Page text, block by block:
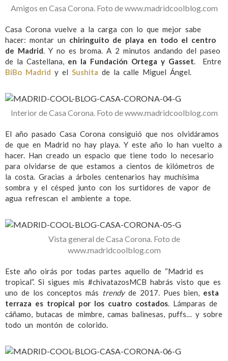
Amigos en Casa Corona. Foto de www.madridcoolblog.com
Casa Corona vuelve a la carga con lo que mejor sabe
hacer: montar un chiringuito de playa en todo el centro
de Madrid . Y no es broma. A 2 minutos andando del paseo
de la Castellana, en la Fundación Ortega y Gasset . Entre
BiBo Madrid y el Sushita de la calle Miguel Ángel.
Interior de Casa Corona. Foto de www.madridcoolblog.com
El año pasado Casa Corona consiguió que nos olvidáramos
de que en Madrid no hay playa. Y este año lo han vuelto a
hacer. Han creado un espacio que tiene todo lo necesario
para olvidarse de que estamos a cientos de kilómetros de
la costa. Gracias a árboles centenarios hay muchísima
sombra y el césped junto con los surtidores de vapor de
agua refrescan el ambiente a tope.
Vista general de Casa Corona. Foto de
www.madridcoolblog.com
Este año oirás por todas partes aquello de “Madrid es
tropical”. Si sigues mis #chivatazosMCB habrás visto que es
uno de los conceptos más trendy de 2017. Pues bien, esta
terraza es tropical por los cuatro costados. Lámparas de
cáñamo, butacas de mimbre, camas balinesas, puffs… y sobre
todo un montón de colorido.